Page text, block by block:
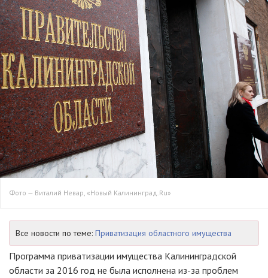
Фото — Виталий Невар, «Новый Калининград.Ru»
Все новости по теме: Приватизация областного имущества
Программа приватизации имущества Калининградской
области за 2016 год не была исполнена из-за проблем